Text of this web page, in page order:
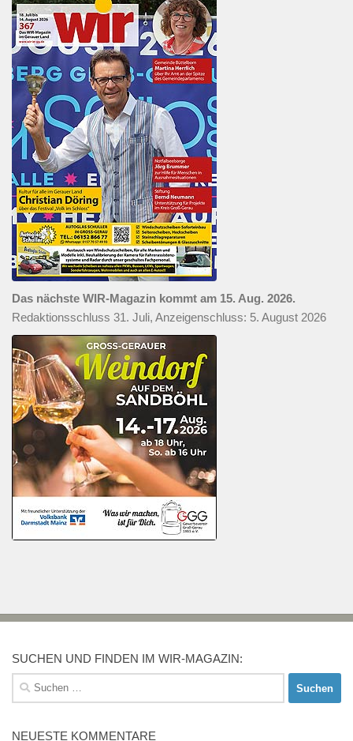
Das nächste WIR-Magazin kommt am 15. Aug. 2026.
Redaktionsschluss 31. Juli, Anzeigenschluss: 5. August 2026
SUCHEN UND FINDEN IM WIR-MAGAZIN:
Suchen
nach:
NEUESTE KOMMENTARE